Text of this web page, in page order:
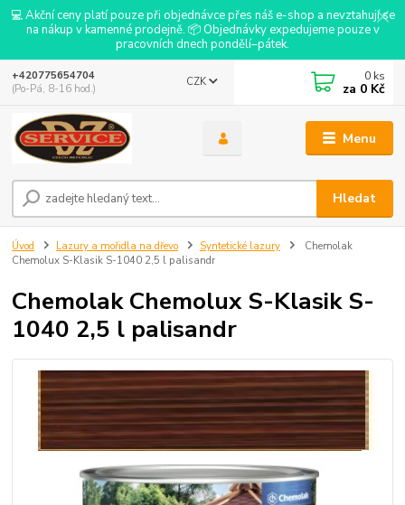
💻 Akční ceny platí pouze při objednávce přes náš e-shop a nevztahují se
na nákup v kamenné prodejně. 📦 Objednávky expedujeme pouze v
pracovních dnech pondělí–pátek.
Menu
CZK
Hledat
+420775654704
(Po-Pá, 8-16 hod.)
0 ks
za 0 Kč
Úvod Lazury a mořidla na dřevo Syntetické lazury
Chemolak
Chemolux S-Klasik S-1040 2,5 l palisandr
Chemolak Chemolux S-Klasik S-
1040 2,5 l palisandr